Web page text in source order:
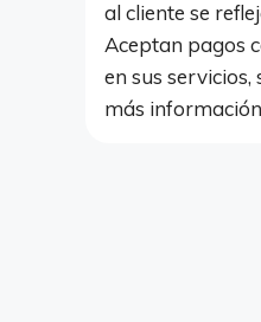
al cliente se
Aceptan pagos
en sus
más